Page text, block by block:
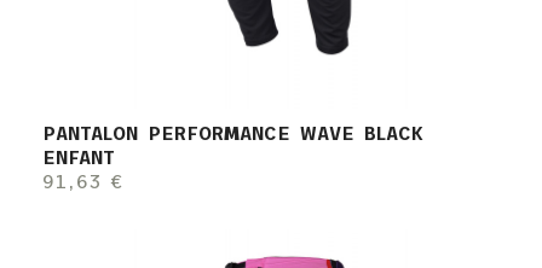
PANTALON PERFORMANCE WAVE BLACK
ENFANT
91,63 €